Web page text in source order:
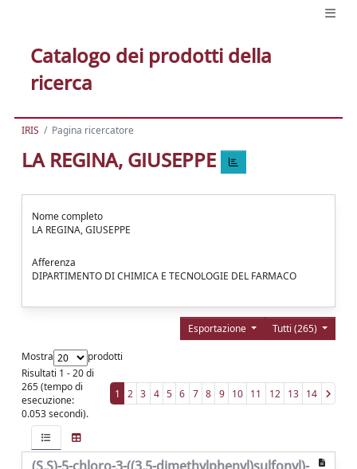
Catalogo dei prodotti della
ricerca
IRIS Pagina ricercatore
LA REGINA, GIUSEPPE
Nome completo
LA REGINA, GIUSEPPE
Afferenza
DIPARTIMENTO DI CHIMICA E TECNOLOGIE DEL FARMACO
Tutti (265)
Esportazione
Mostra
prodotti
Risultati 1 - 20 di
265 (tempo di
esecuzione:
0.053 secondi).
1 2 3 4 5 6 7 8 9 10 11 12 13 14